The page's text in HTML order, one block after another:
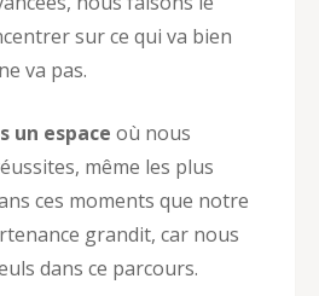
sur ce qui va bien
va pas.
un espace où nous
même les plus
ces moments que notre
grandit, car nous
dans ce parcours.